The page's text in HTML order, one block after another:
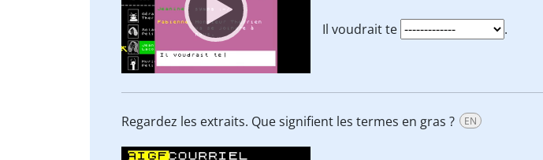
Il voudrait te .
Regardez les extraits. Que signifient les termes en gras ? EN
Video